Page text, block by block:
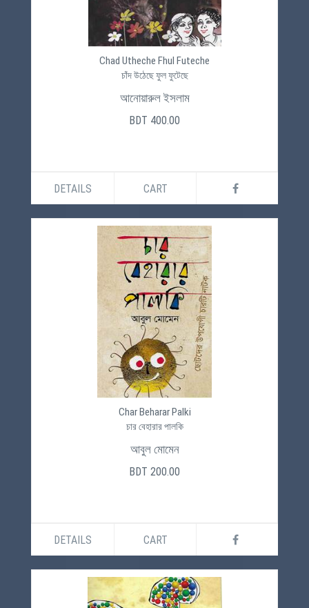
Chad Utheche Fhul Futeche
চাঁদ উঠেছে ফুল ফুটেছে
আনোয়ারুল ইসলাম
BDT 400.00
DETAILS CART
Char Beharar Palki
চার বেহারার পালকি
আবুল মোমেন
BDT 200.00
DETAILS CART